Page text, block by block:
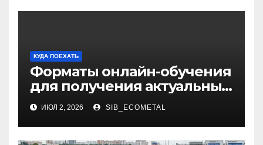
КУДА ПОЕХАТЬ
Форматы онлайн-обучения
для получения актуальных
профессий
ИЮЛ 2, 2026 SIB_ECOMETAL